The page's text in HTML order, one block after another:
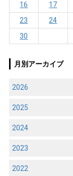
16
17
23
24
30
月別アーカイブ
2026
2025
2024
2023
2022